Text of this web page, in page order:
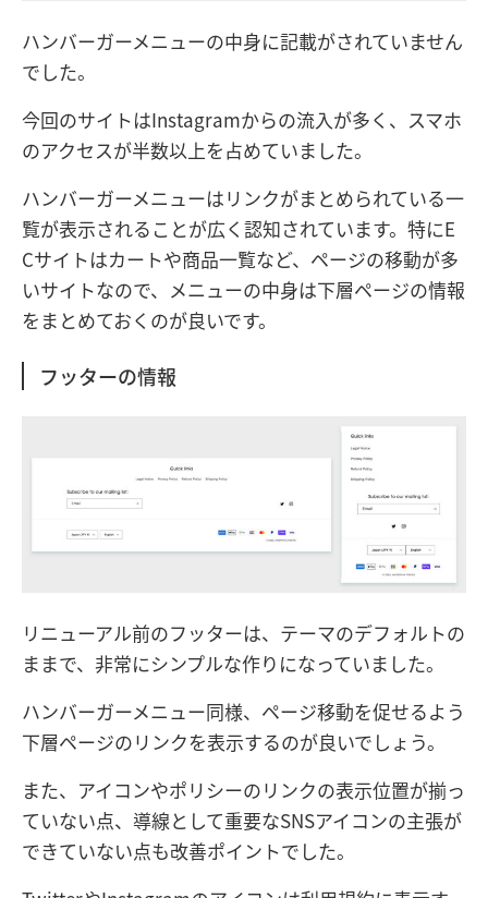
ハンバーガーメニューの中身に記載がされていません
でした。
今回のサイトはInstagramからの流入が多く、スマホ
のアクセスが半数以上を占めていました。
ハンバーガーメニューはリンクがまとめられている一
覧が表示されることが広く認知されています。特にE
Cサイトはカートや商品一覧など、ページの移動が多
いサイトなので、メニューの中身は下層ページの情報
をまとめておくのが良いです。
フッターの情報
リニューアル前のフッターは、テーマのデフォルトの
ままで、非常にシンプルな作りになっていました。
ハンバーガーメニュー同様、ページ移動を促せるよう
下層ページのリンクを表示するのが良いでしょう。
また、アイコンやポリシーのリンクの表示位置が揃っ
ていない点、導線として重要なSNSアイコンの主張が
できていない点も改善ポイントでした。